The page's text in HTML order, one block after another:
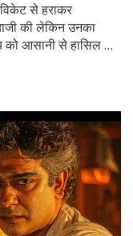
से हराकर
की लेकिन उनका
आसानी से हासिल कर
ने भी महत्वपूर्ण